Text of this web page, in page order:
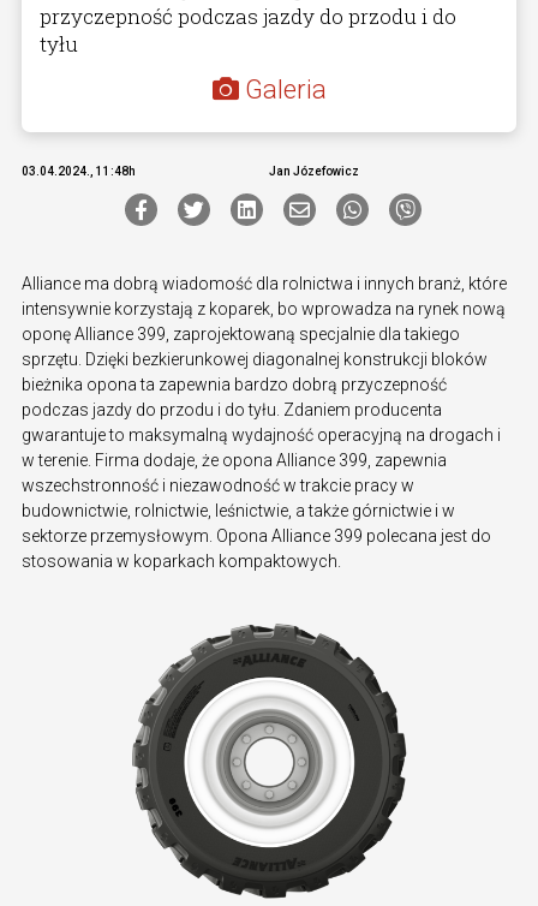
przyczepność podczas jazdy do przodu i do
tyłu
Galeria
03.04.2024., 11:48h Jan Józefowicz
Alliance ma dobrą wiadomość dla rolnictwa i innych branż, które
intensywnie korzystają z koparek, bo wprowadza na rynek nową
oponę Alliance 399, zaprojektowaną specjalnie dla takiego
sprzętu. Dzięki bezkierunkowej diagonalnej konstrukcji bloków
bieżnika opona ta zapewnia bardzo dobrą przyczepność
podczas jazdy do przodu i do tyłu. Zdaniem producenta
gwarantuje to maksymalną wydajność operacyjną na drogach i
w terenie. Firma dodaje, że opona Alliance 399, zapewnia
wszechstronność i niezawodność w trakcie pracy w
budownictwie, rolnictwie, leśnictwie, a także górnictwie i w
sektorze przemysłowym. Opona Alliance 399 polecana jest do
stosowania w koparkach kompaktowych.